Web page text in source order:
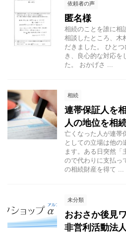
依頼者の声
匿名様
相続のことを誰に相
相談したところ、木
だきました。 ひと
き、良心的な対応を
た。 おかげさ ...
相続
連帯保証人を
人の地位を相
亡くなった人が連帯
としての立場は他の
ます。ある日突然「
ので代わりに支払っ
の相続財産を得て ...
未分類
おおさか後見
非営利活動法